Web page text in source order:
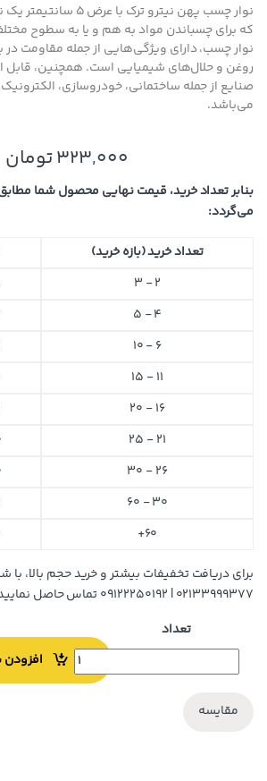
نوار چسب پهن نيترو
که برای چسباندن مواد به هم و یا به سطوح
نوار چسب، دارای ویژگی‌هایی از جمله مقاومت در
روغن و حلال‌های شیمیایی است. همچنین، قابل
صنایع از جمله ساختمانی، خودروسازی،
می‌باشد.
323,000تومان
بنابر تعداد خرید، قیمت نهایی محصول شما
می‌گردد:
تعداد خرید (بازه خرید)
2 - 3
4 - 5
6 - 10
11 - 15
16 - 20
21 - 25
26 - 30
30 - 60
60+
برای دریافت تخفیفات بیشتر و خرید حجم بالا، با
۰۲۱۳۳۹۹۹۳۷۷ | ۰۹۱۲۲۲۵۰۱۹۲ تماس حاصل نمایید.
تعداد
افزودن
مقایسه